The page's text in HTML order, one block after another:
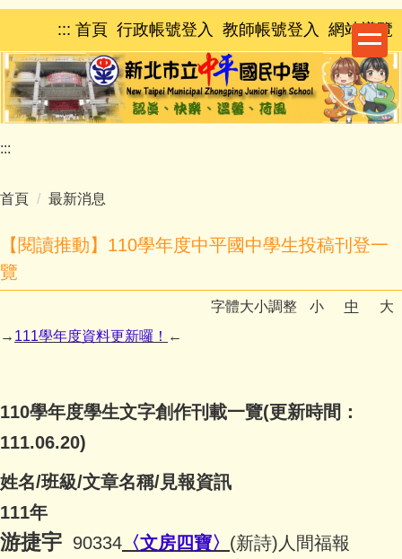
跳
主
要
內
容
區
::: 首頁 行政帳號登入 教師帳號登入 網站導覽
:::
首頁 最新消息
【閱讀推動】110學年度中平國中學生投稿刊登一
覽
字體大小調整 小 中
大
→ 111學年度資料更新囉！ ←
110學年度學生文字創作刊載一覽(更新時間：
111.06.20)
姓名/班級/文章名稱/見報資訊
111年
游捷宇 90334 〈文房四寶〉 (新詩)人間福報